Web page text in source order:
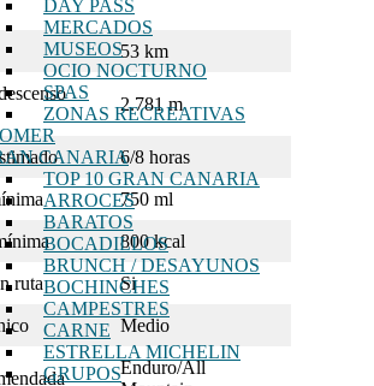
DAY PASS
MERCADOS
MUSEOS
OCIO NOCTURNO
SPAS
ZONAS RECREATIVAS
CANARIA
TOP 10 GRAN CANARIA
ARROCES
BARATOS
BOCADILLOS
BRUNCH / DESAYUNOS
BOCHINCHES
CAMPESTRES
CARNE
ESTRELLA MICHELIN
GRUPOS
53 km
2.781 m
6/8 horas
750 ml
800 kcal
ruta Si
Medio
Enduro/All